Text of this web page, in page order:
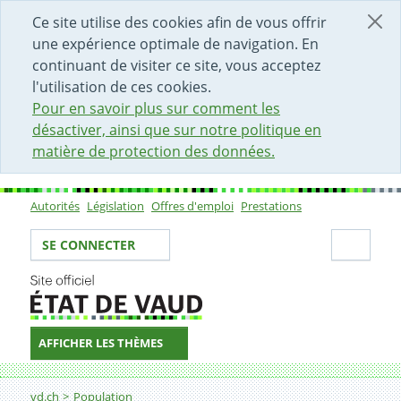
Ce site utilise des cookies afin de vous offrir
une expérience optimale de navigation. En
continuant de visiter ce site, vous acceptez
l'utilisation de ces cookies.
Pour en savoir plus sur comment les
désactiver, ainsi que sur notre politique en
matière de protection des données.
DÉBUT DU CONTENU DE LA PAGE
ACCÈS AU CHAMP DE RECHERCHE
PAGE D'ACCUEIL
FORMULAIRE DE CONTACT
Sous-navigation
Autorités Législation Offres d'emploi Prestations
Votre identité
SE CONNECTER
AFFICHER LES THÈMES
Fil d'Ariane
vd.ch Population